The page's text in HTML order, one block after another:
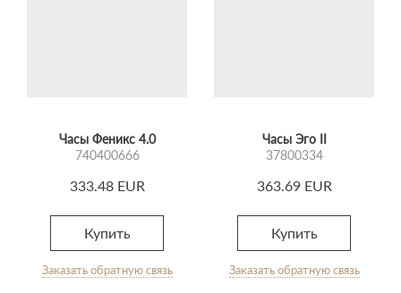
Часы Феникс 4.0
740400666
333.48 EUR
Купить
Заказать обратную связь
Часы Эго II
37800334
363.69 EUR
Купить
Заказать обратную связь